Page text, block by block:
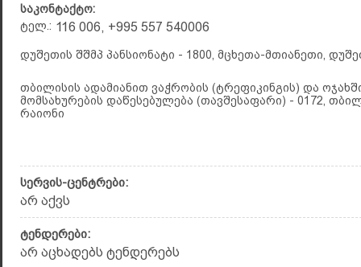
საკონტაქტო:
ტელ.: 116 006, +995 557 540006
დუშეთის შშმპ პანსიონატი - 1800, მცხეთა-მთიანეთი,
თბილისის ადამიანით ვაჭრობის (ტრეფიკინგის) და
მომსახურების დაწესებულება (თავშესაფარი) - 0172,
რაიონი
სერვის-ცენტრები:
არ აქვს
ტენდერები:
არ აცხადებს ტენდერებს